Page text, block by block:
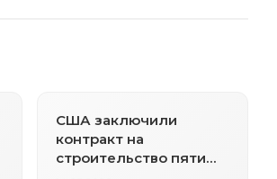
США заключили
контракт на
строительство пяти